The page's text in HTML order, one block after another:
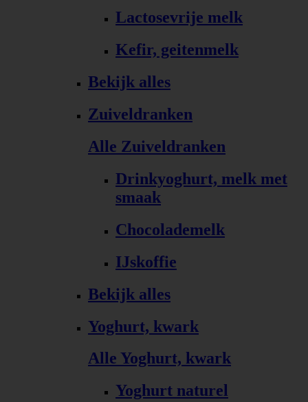
Lactosevrije melk
Kefir, geitenmelk
Bekijk alles
Zuiveldranken
Alle Zuiveldranken
Drinkyoghurt, melk met
smaak
Chocolademelk
IJskoffie
Bekijk alles
Yoghurt, kwark
Alle Yoghurt, kwark
Yoghurt naturel